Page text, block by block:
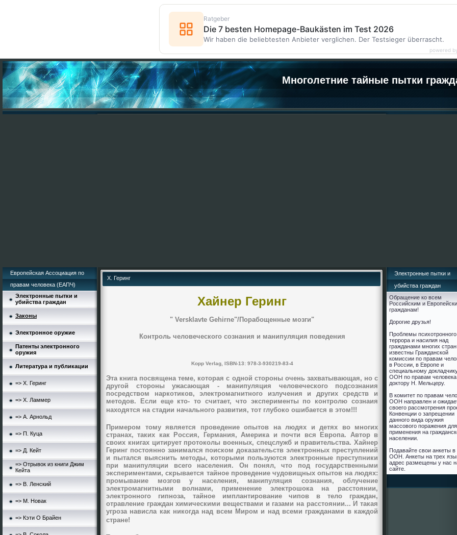
Многолетние тайные пытки
Европейская Ассоциация по
правам человека (ЕАПЧ)
Электронные пытки и
убийства граждан
Законы
Электронное оружие
Патенты электронного
оружия
Литература и публикации
=> Х. Геринг
=> Х. Ламмер
=> А. Арнольд
=> П. Куца
=> Д. Кейт
=> Отрывок из книги Джим
Кейта
=> В. Ленский
=> М. Новак
=> Кэти О Брайен
Х. Геринг
Хайнер Геринг
" Versklavte Gehirne"/Порабoщенные мозги"
Контроль человеческого сознания и манипуляция поведения
Kopp Verlag, ISBN-13: 978-3-930219-83-4
Эта книга посвящена теме, которая с одной стороны очень захватывающая, но с
другой стороны ужасающая - манипуляция человеческого подсознания
посредством наркотиков, электромагнитного излучения и других средств и
методов. Если еще кто- то считает, что эксперименты по контролю сознаия
находятся на стадии начального развития, тот глубоко ошибается в этом!!!
Примером тому является проведение опытов на людях и детях во многих
странах, таких как Россия, Германия, Америка и почти вся Европа. Автор в
своих книгах цитирует протоколы военных, спецслужб и правительства. Хайнер
Геринг постоянно занимался поиском доказательств электронных преступлений
и пытался выяснить методы, которыми пользуются электронные преступники
при манипуляции всего населения. Он понял, что под государственными
экспериментами, скрывается тайное проведение чудовищных опытов на людях:
промывание мозгов у населения, манипуляция сознания, облучение
электромагнитными волнами, применение электрошока на расстоянии,
электронного гипноза, тайное имплантирование чипов в тело граждан,
отравление граждан химическими веществами и газами на расстоянии... И такая
угроза нависла как никогда над всем Миром и над всеми гражданами в каждой
стране!
Электронные пытки и
убийства граждан
Обращение ко всем
Российским и
гражданам!
Дорогие друзья!
Проблемы психотронного
террора и насилия над
гражданами многих стран
известны Гражданской
комиссии по правам
в России, в Европе и
cпециальному
ООН по правам человека
доктору Н. Мельцеру.
В комитет по правам
ООН направлен и
своего рассмотрения
Конвенции о запрещении
данного вида оружия
массового поражения для
применения на
населении.
Подавайте свои анкеты в
ООН. Анкеты на трех
адрес размещены у нас
сайте.
Ratgeber
Die 7 besten Homepage-Baukästen im Test 2026
Wir haben die beliebtesten Anbieter verglichen. Der Testsieger überrascht.
powered